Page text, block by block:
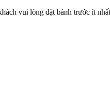
vui lòng đặt bánh trước ít